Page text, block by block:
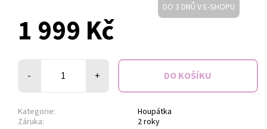
DO 3 DNŮ V E-SHOPU
1 999 Kč
- +
Kategorie:
Houpátka
Záruka:
2 roky